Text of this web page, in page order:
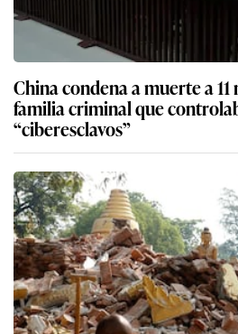
China condena a muerte a
familia criminal que
“ciberesclavos”